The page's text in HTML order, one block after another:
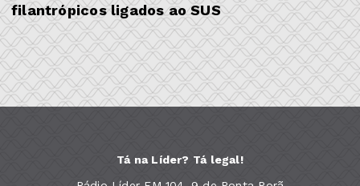
filantrópicos ligados ao SUS
Tá na Líder? Tá legal!